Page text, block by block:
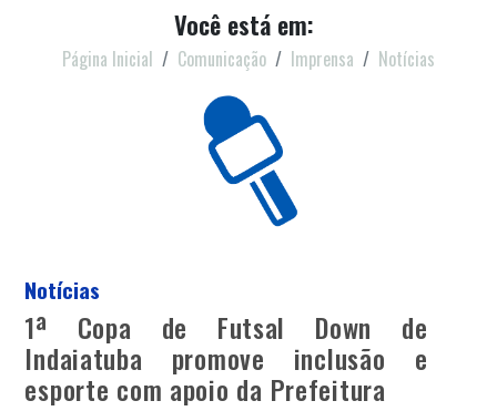
Você está em:
Página Inicial Comunicação Imprensa Notícias
Notícias
1ª Copa de Futsal Down de
Indaiatuba promove inclusão e
esporte com apoio da Prefeitura